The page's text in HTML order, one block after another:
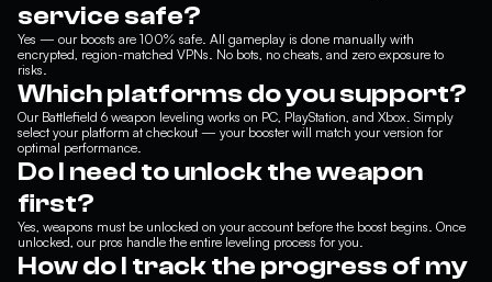
service safe?
Yes — our boosts are 100% safe. All gameplay is done manually with
encrypted, region-matched VPNs. No bots, no cheats, and zero exposure to
risks.
Which platforms do you support?
Our Battlefield 6 weapon leveling works on PC, PlayStation, and Xbox. Simply
select your platform at checkout — your booster will match your version for
optimal performance.
Do I need to unlock the weapon
first?
Yes, weapons must be unlocked on your account before the boost begins. Once
unlocked, our pros handle the entire leveling process for you.
How do I track the progress of my